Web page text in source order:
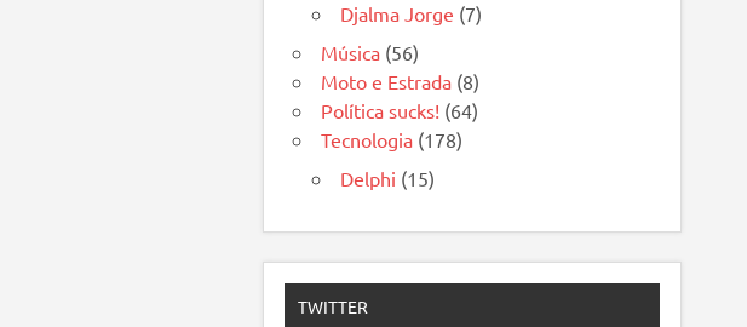
Djalma Jorge (7)
Música (56)
Moto e Estrada (8)
Política sucks! (64)
Tecnologia (178)
Delphi (15)
TWITTER